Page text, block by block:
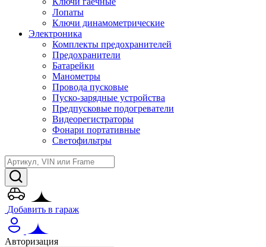
Лопаты
Ключи динамометрические
Электроника
Комплекты предохранителей
Предохранители
Батарейки
Манометры
Провода пусковые
Пуско-зарядные устройства
Предпусковые подогреватели
Видеорегистраторы
Фонари портативные
Светофильтры
Добавить в гараж
Авторизация